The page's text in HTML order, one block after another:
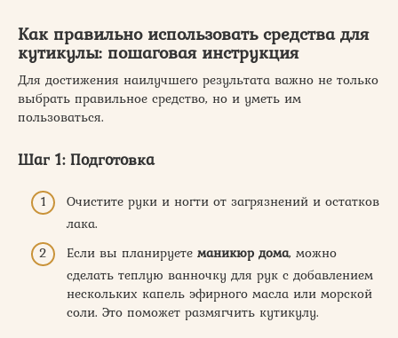
Как правильно использовать средства для
кутикулы: пошаговая инструкция
Для достижения наилучшего результата важно не только
выбрать правильное средство, но и уметь им
пользоваться.
Шаг 1: Подготовка
Очистите руки и ногти от загрязнений и остатков
лака.
Если вы планируете маникюр дома, можно
сделать теплую ванночку для рук с добавлением
нескольких капель эфирного масла или морской
соли. Это поможет размягчить кутикулу.